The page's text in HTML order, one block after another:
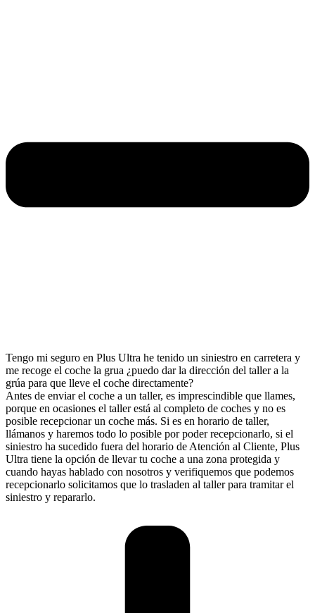
Tengo mi seguro en Plus Ultra he tenido un siniestro en carretera y
me recoge el coche la grua ¿puedo dar la dirección del taller a la
grúa para que lleve el coche directamente?
Antes de enviar el coche a un taller, es imprescindible que llames,
porque en ocasiones el taller está al completo de coches y no es
posible recepcionar un coche más. Si es en horario de taller,
llámanos y haremos todo lo posible por poder recepcionarlo, si el
siniestro ha sucedido fuera del horario de Atención al Cliente, Plus
Ultra tiene la opción de llevar tu coche a una zona protegida y
cuando hayas hablado con nosotros y verifiquemos que podemos
recepcionarlo solicitamos que lo trasladen al taller para tramitar el
siniestro y repararlo.